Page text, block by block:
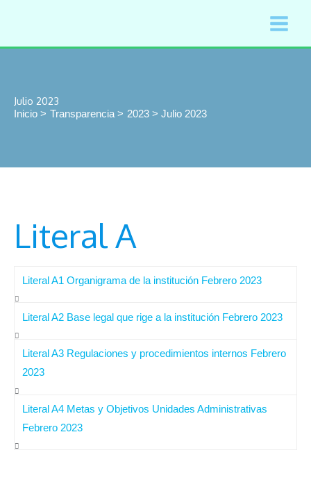
contenido
Julio 2023
Inicio Transparencia 2023 Julio 2023
Literal A
Literal A1 Organigrama de la institución Febrero 2023
Literal A2 Base legal que rige a la institución Febrero 2023
Literal A3 Regulaciones y procedimientos internos Febrero
2023
Literal A4 Metas y Objetivos Unidades Administrativas
Febrero 2023